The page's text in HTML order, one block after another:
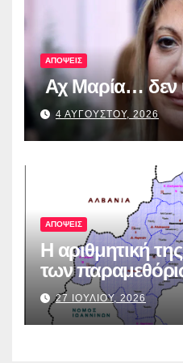
ΑΠΟΨΕΙΣ
Αχ Μαρία… δεν
4 ΑΥΓΟΥΣΤΟΥ, 2026
ΑΠΟΨΕΙΣ
Η αριθμητική
των
27 ΙΟΥΛΙΟΥ, 2026